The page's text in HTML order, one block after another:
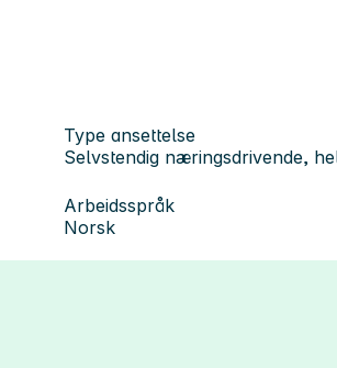
Type ansettelse
Selvstendig næringsdrivende,
Arbeidsspråk
Norsk